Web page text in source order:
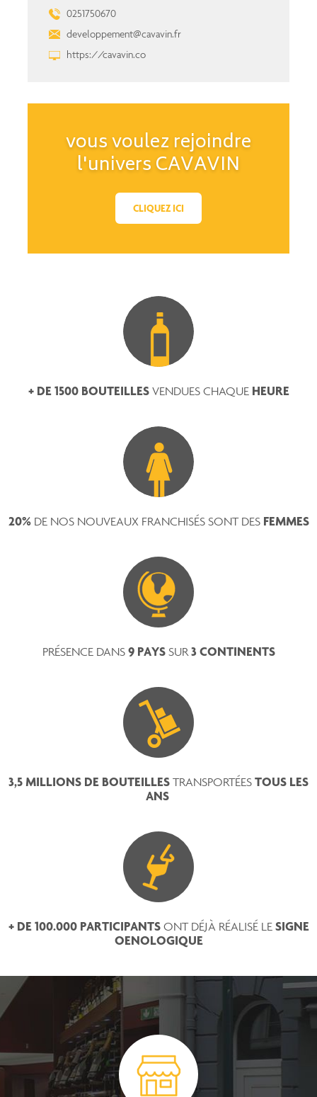
0251750670
developpement@cavavin.fr
https://cavavin.co
vous voulez rejoindre
l'univers CAVAVIN
CLIQUEZ ICI
+ DE 1500 BOUTEILLESVENDUES CHAQUE HEURE
20%DE NOS NOUVEAUX FRANCHISÉS SONT DES FEMMES
PRÉSENCE DANS 9 PAYS SUR3 CONTINENTS
3,5 MILLIONS DE BOUTEILLES TRANSPORTÉES TOUS LES
ANS
+ DE 100.000 PARTICIPANTSONT DÉJÀ RÉALISÉ LE SIGNE
OENOLOGIQUE